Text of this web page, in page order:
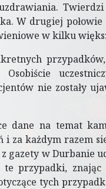
W drugiej połowie
w kilku
nie zostały
dane na temat
za każdym razem
gazety w Durbanie
te przypadki,
tych